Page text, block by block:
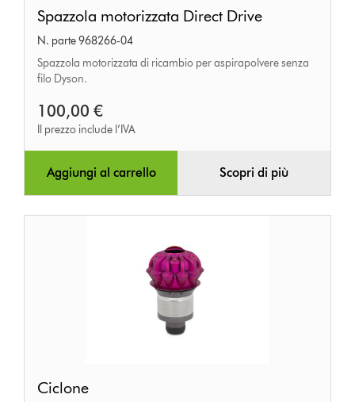
motorizzata
Direct
Drive
Spazzola motorizzata Direct Drive
N. parte 968266-04
Spazzola motorizzata di ricambio per aspirapolvere senza
filo Dyson.
100,00 €
Il prezzo include l’IVA
Aggiungi al carrello Scopri di più
Ciclone